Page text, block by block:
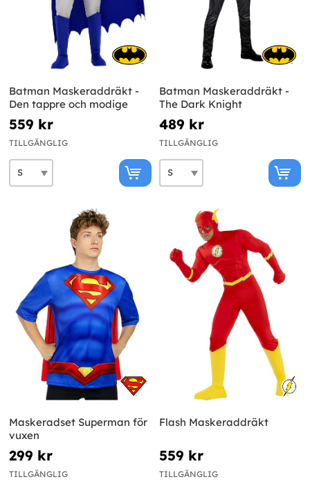
Batman Maskeraddräkt -
Den tappre och modige
559 kr
TILLGÄNGLIG
Batman Maskeraddräkt -
The Dark Knight
489 kr
TILLGÄNGLIG
Maskeradset Superman för
vuxen
299 kr
TILLGÄNGLIG
Flash Maskeraddräkt
559 kr
TILLGÄNGLIG